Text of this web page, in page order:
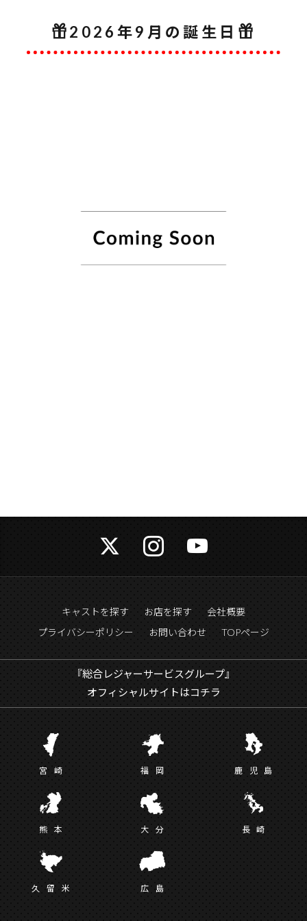
2026年9月の誕生日
キャストを探す お店を探す
会社概要
プライバシーポリシー
お問い合わせ TOPページ
『総合レジャーサービスグループ』
オフィシャルサイトはコチラ
宮 崎 福 岡 鹿児 島
熊 本 大 分 長崎
久留 米 広 島